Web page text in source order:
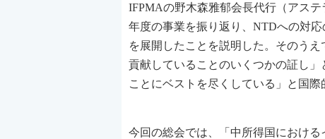
IFPMAの野木森雅郁会長代行（アス
年度の事業を振り返り、NTDへの対
を展開したことを説明した。そのう
貢献していることのいくつかの証し
ことにベストを尽くしている」と国
今回の総会では、「中所得国における